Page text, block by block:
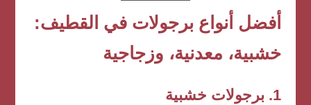
أفضل أنواع برجولات في القطيف:
خشبية، معدنية، وزجاجية
1. برجولات خشبية